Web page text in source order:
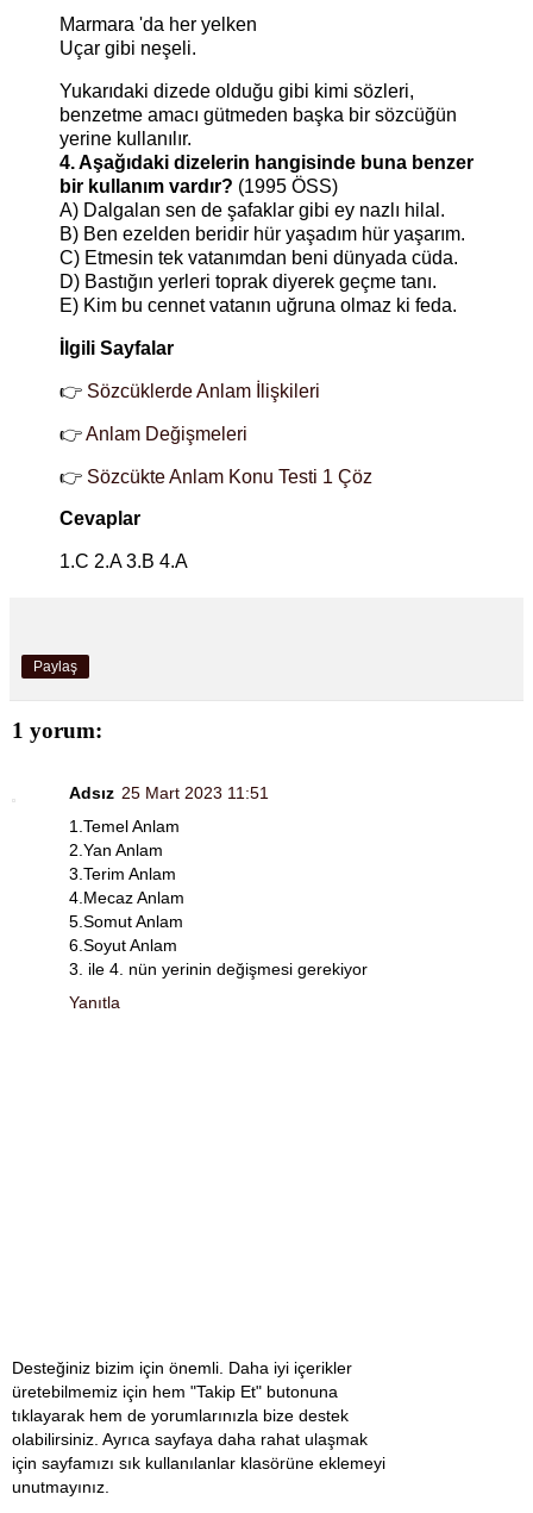
Marmara 'da her yelken
Uçar gibi neşeli.
Yukarıdaki dizede olduğu gibi kimi sözleri,
benzetme amacı gütmeden başka bir sözcüğün
yerine kullanılır.
4. Aşağıdaki dizelerin hangisinde buna benzer
bir kullanım vardır? (1995 ÖSS)
A) Dalgalan sen de şafaklar gibi ey nazlı hilal.
B) Ben ezelden beridir hür yaşadım hür yaşarım.
C) Etmesin tek vatanımdan beni dünyada cüda.
D) Bastığın yerleri toprak diyerek geçme tanı.
E) Kim bu cennet vatanın uğruna olmaz ki feda.
İlgili Sayfalar
👉 Sözcüklerde Anlam İlişkileri
👉Anlam Değişmeleri
👉 Sözcükte Anlam Konu Testi 1 Çöz
Cevaplar
1.C 2.A 3.B 4.A
Paylaş
1 yorum:
Adsız 25 Mart 2023 11:51
1.Temel Anlam
2.Yan Anlam
3.Terim Anlam
4.Mecaz Anlam
5.Somut Anlam
6.Soyut Anlam
3. ile 4. nün yerinin değişmesi gerekiyor
Yanıtla
Desteğiniz bizim için önemli. Daha iyi içerikler
üretebilmemiz için hem "Takip Et" butonuna
tıklayarak hem de yorumlarınızla bize destek
olabilirsiniz. Ayrıca sayfaya daha rahat ulaşmak
için sayfamızı sık kullanılanlar klasörüne eklemeyi
unutmayınız.